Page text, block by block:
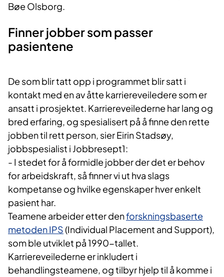
Bøe Olsborg.
Finner jobber som passer
pasientene
De som blir tatt opp i programmet blir satt i
kontakt med en av åtte karriereveiledere som er
ansatt i prosjektet. Karriereveilederne har lang og
bred erfaring, og spesialisert på å finne den rette
jobben til rett person, sier Eirin Stadsøy,
jobbspesialist i Jobbresept1:
- I stedet for å formidle jobber der det er behov
for arbeidskraft, så finner vi ut hva slags
kompetanse og hvilke egenskaper hver enkelt
pasient har.
Teamene arbeider etter denforskningsbaserte
metoden IPS(Individual Placement and Support),
som ble utviklet på 1990-tallet.
Karriereveilederne er inkludert i
behandlingsteamene, og tilbyr hjelp til å komme i